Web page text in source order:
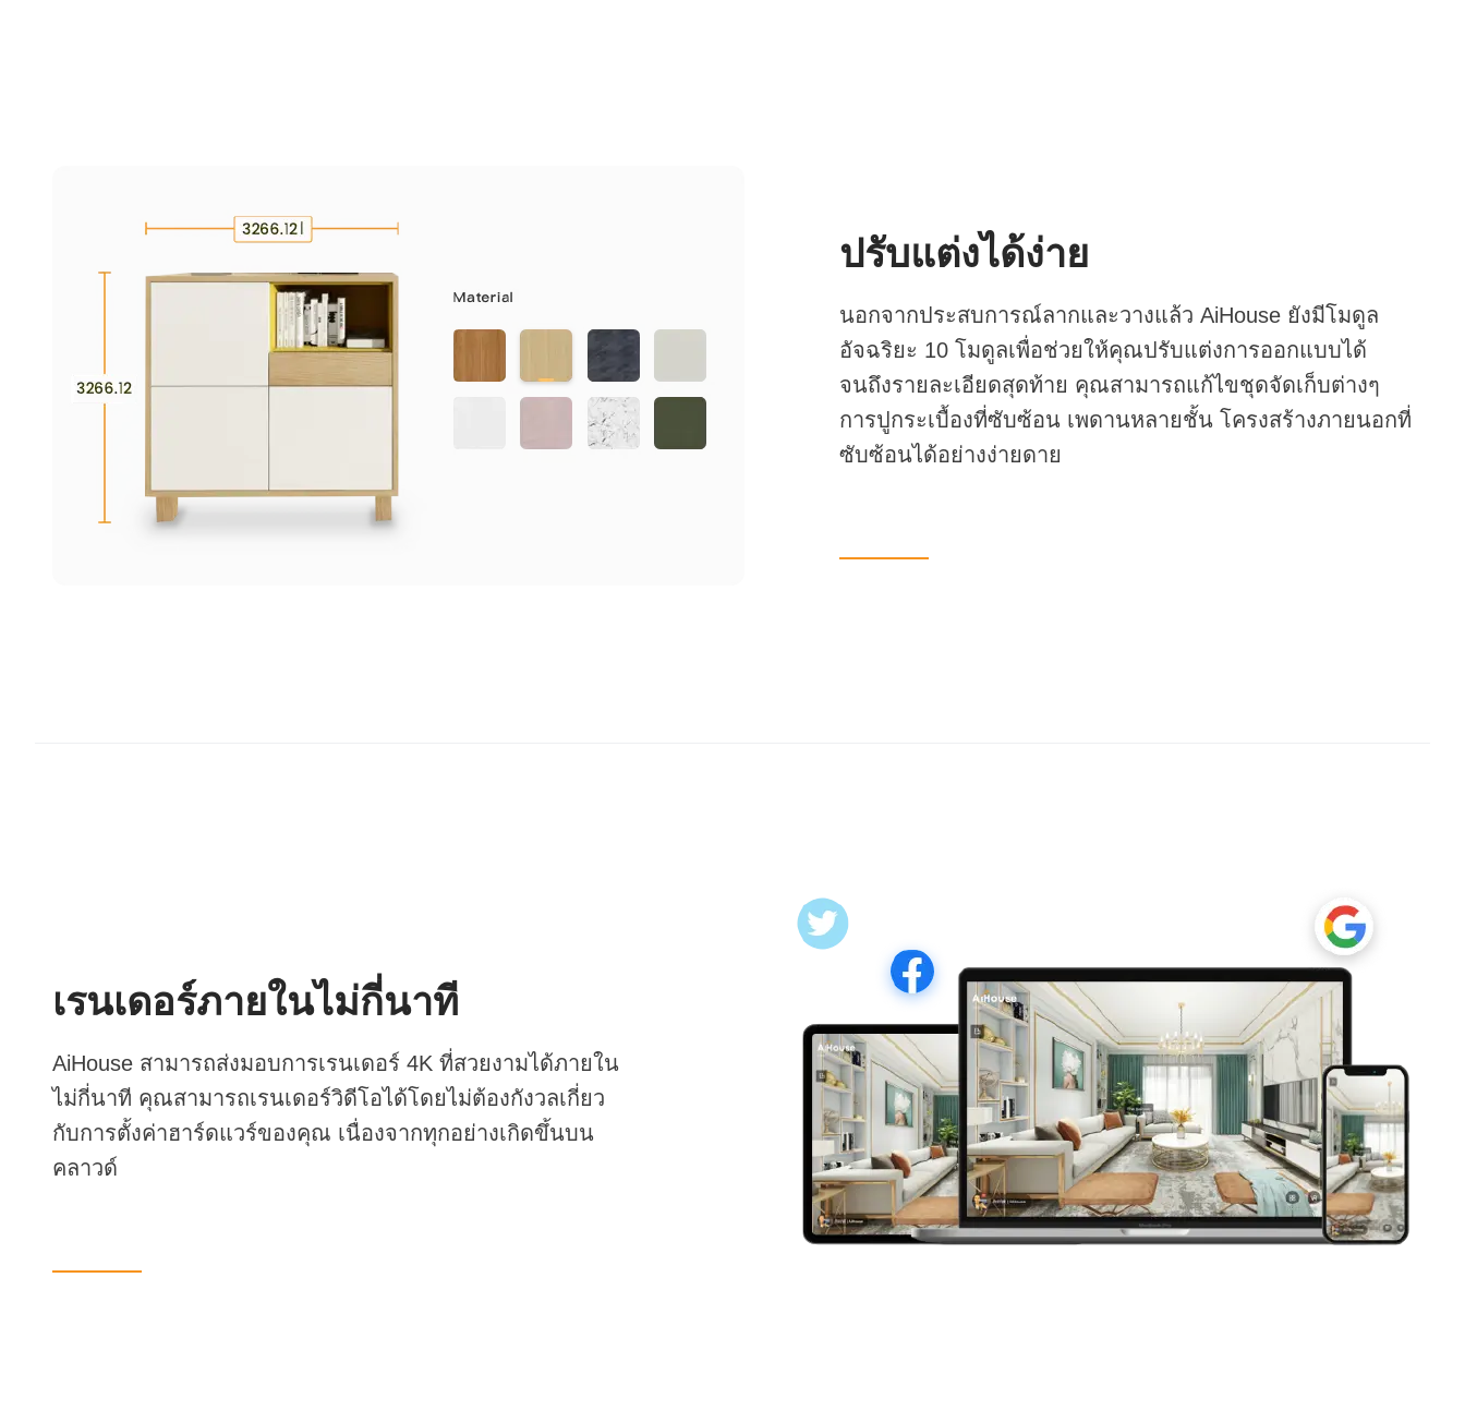
ปรับแต่งได้ง่าย
นอกจากประสบการณ์ลากและวางแล้ว AiHouse ยังมีโมดูล
อัจฉริยะ 10 โมดูลเพื่อช่วยให้คุณปรับแต่งการออกแบบได้
จนถึงรายละเอียดสุดท้าย คุณสามารถแก้ไขชุดจัดเก็บต่างๆ
การปูกระเบื้องที่ซับซ้อน เพดานหลายชั้น โครงสร้างภายนอกที่
ซับซ้อนได้อย่างง่ายดาย
เรนเดอร์ภายในไม่กี่นาที
AiHouse สามารถส่งมอบการเรนเดอร์ 4K ที่สวยงามได้ภายใน
ไม่กี่นาที คุณสามารถเรนเดอร์วิดีโอได้โดยไม่ต้องกังวลเกี่ยว
กับการตั้งค่าฮาร์ดแวร์ของคุณ เนื่องจากทุกอย่างเกิดขึ้นบน
คลาวด์